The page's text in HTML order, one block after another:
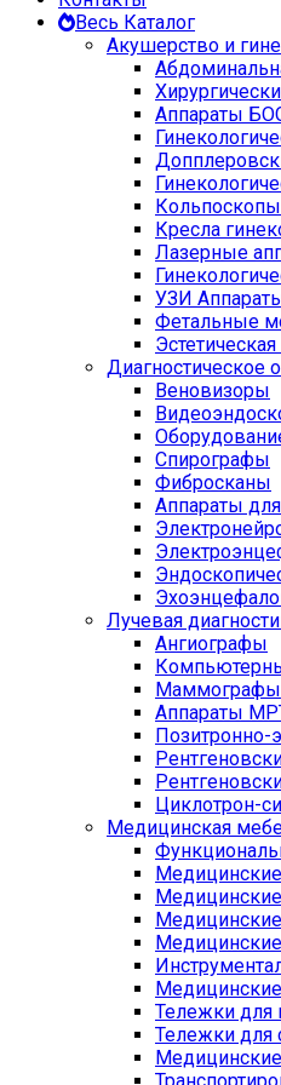
Весь Каталог
Акушерство и
Аппараты
Кресла
Лазерные
УЗИ
Фетальные
Диагностическое
Веновизоры
Спирографы
Фибросканы
Аппараты
Лучевая
Ангиографы
Маммографы
Аппараты
Циклотрон-
Медицинская
Медицинские
Тележки для
Тележки для